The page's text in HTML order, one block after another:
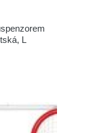
L